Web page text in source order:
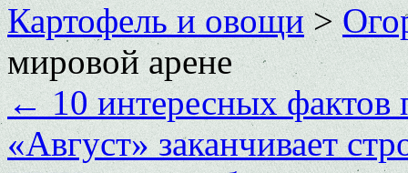
Картофель и овощи>
мировой арене
←10 интересных фактов
«Август» заканчивает